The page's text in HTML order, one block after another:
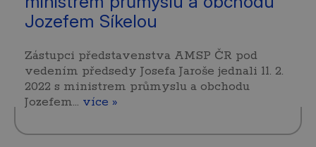
Jozefem Síkelou
Zástupci představenstva AMSP ČR pod
vedením předsedy Josefa Jaroše jednali 11. 2.
2022 s ministrem průmyslu a obchodu
Jozefem… více »